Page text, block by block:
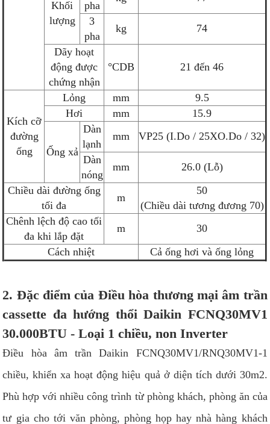
Khối
lượng
pha
3
pha
kg
74
Dãy hoạt
động được
chứng nhận
°CDB 21 đến 46
Kích cỡ
đường
ống
Lỏng mm
9.5
Hơi
mm 15.9
Ống xả
Dàn
lạnh
mm
VP25 (I.Do / 25XO.Do / 32)
Dàn
nóng
mm
26.0 (Lỗ)
Chiều dài đường ống
tối đa
m
50
(Chiều dài tương đương 70)
Chênh lệch độ cao tối
đa khi lắp đặt
m
30
Cách nhiệt
Cả ống hơi và ống lỏng
2. Đặc điểm của Điều hòa thương mại âm trần
cassette đa hướng thổi Daikin FCNQ30MV1
30.000BTU - Loại 1 chiều, non Inverter
Điều hòa âm trần Daikin FCNQ30MV1/RNQ30MV1-1
chiều, khiển xa hoạt động hiệu quả ở diện tích dưới 30m2.
Phù hợp với nhiều công trình từ phòng khách, phòng ăn của
tư gia cho tới văn phòng, phòng họp hay nhà hàng khách